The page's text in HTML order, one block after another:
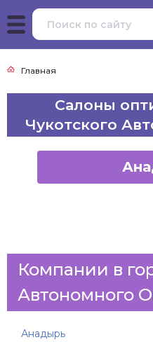
Главная
Cалоны
Чукотского
Компании в
Автономного
Анадырь